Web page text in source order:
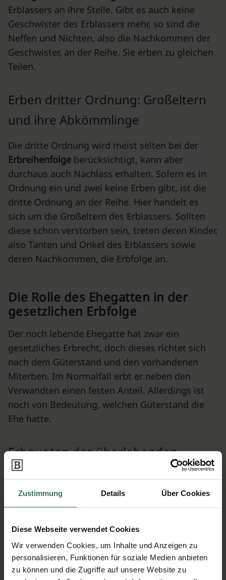
Zustimmung Details Über Cookies
Diese Webseite verwendet Cookies
Wir verwenden Cookies, um Inhalte und Anzeigen zu
personalisieren, Funktionen für soziale Medien anbieten
zu können und die Zugriffe auf unsere Website zu
Erblassers an ihre Stelle. Gibt es auch keine
Geschwister des Erblassers mehr, so sind die
Neffen und Nichten, also die Nachkommen der
Geschwister, an der Reihe. Sie erben zu gleichen
Teilen.
Erben dritter Ordnung: Großeltern
und ihre Abkömmlinge
Die dritte Ordnung wird meist selten bei der
Erbreihenfolge berücksichtigt, kann aber
durchaus auch Nachlass erhalten. Sofern es in
Ordnung ein und zwei keine Erben gibt, ist die
dritte Ordnung an der Reihe. Hier handelt es
sich um die Großeltern des Erblassers. Sollten
diese schon verstorben sein, treten deren Kinder,
also Tanten und Onkel des Erblassers sowie
deren Nachkommen, die Erbfolge an.
Die Rolle des Ehegatten in der
gesetzlichen Erbfolge
Der noch lebende Ehegatte hat zwar ein
gesetzliches Erbrecht, doch dieses richtet sich
nach dem Güterstand und den vorhandenen
Miterben. Im Normalfall erbt er neben den
Verwandten einen festen Anteil. Allerdings ist
noch von Bedeutung, welchen Güterstand die
Ehe hatte.
Erbquoten des überlebenden
Ehepartners
Es gibt drei Möglichkeiten des Güterstandes und
danach richtet sich am Ende der Erbanteil:
Zugewinngemeinschaft: Der Ehegatte erbt ¼
des Nachlasses zusätzlich zum
Zugewinnausgleich.
Gütertrennung: Der Erbteil variiert, je nach